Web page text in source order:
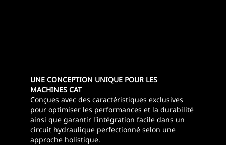
UNE CONCEPTION UNIQUE POUR LES
MACHINES CAT
Conçues avec des caractéristiques exclusives
pour optimiser les performances et la durabilité
ainsi que garantir l'intégration facile dans un
circuit hydraulique perfectionné selon une
approche holistique.